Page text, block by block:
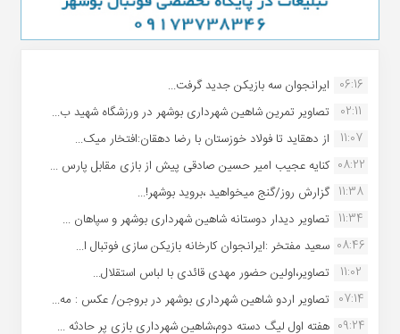
06:16 ایرانجوان سه بازیکن جدید گرفت...
02:11
تصاویر تمرین شاهین شهردارى بوشهر در ورزشگاه شهید ب...
11:07
از دهقاید تا فولاد خوزستان با رضا دهقان:افتخار میک...
08:22 کنایه عجیب امیر حسین صادقی پیش از بازی مقابل پارس ...
11:38 گزارش روز/گنج میخواهید ،بروید بوشهر!...
11:34 تصاویر دیدار دوستانه شاهین شهردارى بوشهر و سپاهان ...
08:46 سعید مفتخر :ایرانجوان کارخانه بازیکن سازی فوتبال ا...
11:02
تصاویر،اولین حضور مهدی قائدی با لباس استقلال...
07:14 تصاویر اردو شاهین شهرداری بوشهر در بروجن/ عکس : مه...
09:24 هفته اول لیگ دسته دوم،شاهین شهرداری بازی پر حادثه ...